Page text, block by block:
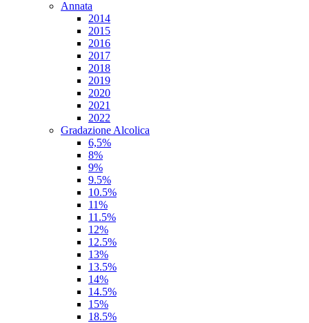
Annata
2014
2015
2016
2017
2018
2019
2020
2021
2022
Gradazione Alcolica
6,5%
8%
9%
9.5%
10.5%
11%
11.5%
12%
12.5%
13%
13.5%
14%
14.5%
15%
18.5%